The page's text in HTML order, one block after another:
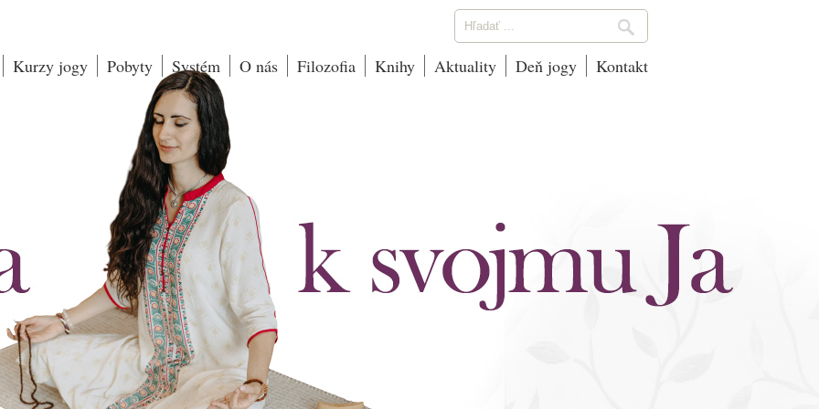
Kurzy jogy Pobyty Systém O nás Filozofia Knihy Aktuality Deň jogy Kontakt